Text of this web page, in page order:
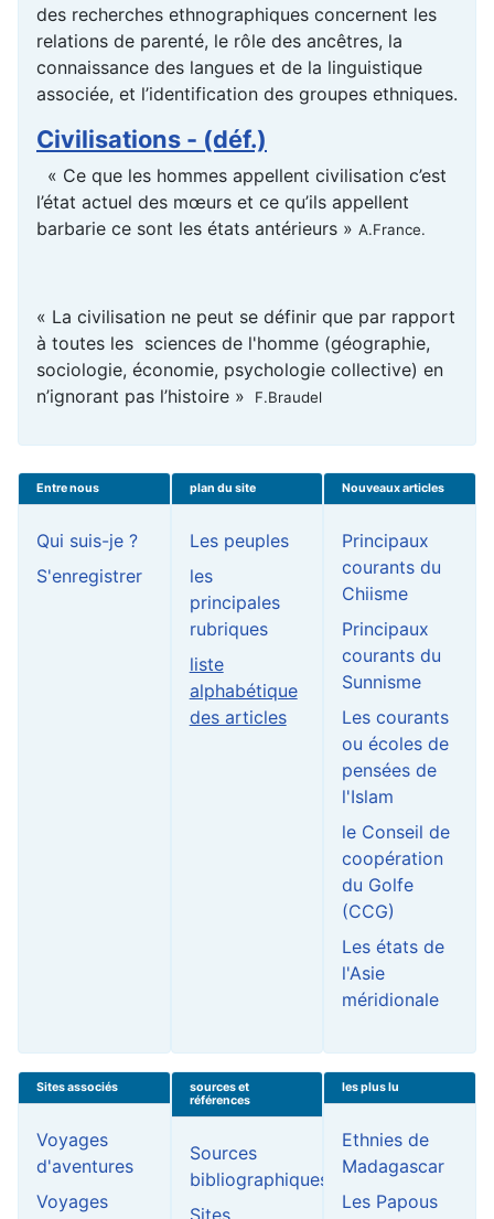
des recherches ethnographiques concernent les
relations de parenté, le rôle des ancêtres, la
connaissance des langues et de la linguistique
associée, et l’identification des groupes ethniques.
Civilisations - (déf.)
« Ce que les hommes appellent civilisation c’est
l’état actuel des mœurs et ce qu’ils appellent
barbarie ce sont les états antérieurs » A.France.
« La civilisation ne peut se définir que par rapport
à toutes les sciences de l'homme (géographie,
sociologie, économie, psychologie collective) en
n’ignorant pas l’histoire »
F.Braudel
Entre nous
Qui suis-je ?
S'enregistrer
plan du site
Les peuples
les
principales
rubriques
liste
alphabétique
des articles
Nouveaux articles
Principaux
courants du
Chiisme
Principaux
courants du
Sunnisme
Les courants
ou écoles de
pensées de
l'Islam
le Conseil de
coopération
du Golfe
(CCG)
Les états de
l'Asie
méridionale
Sites associés
Voyages
d'aventures
Voyages
sources et
références
Sources
bibliographiques
Sites
les plus lu
Ethnies de
Madagascar
Les Papous